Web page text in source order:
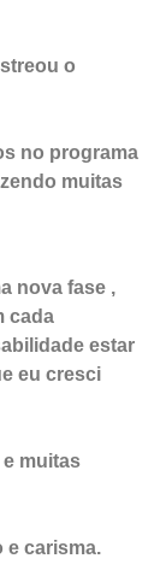
o
no programa
muitas
nova fase ,
cada
estar
eu cresci
muitas
e carisma.